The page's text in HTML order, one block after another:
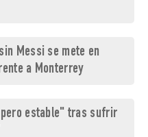
Messi se mete en
a Monterrey
estable" tras sufrir